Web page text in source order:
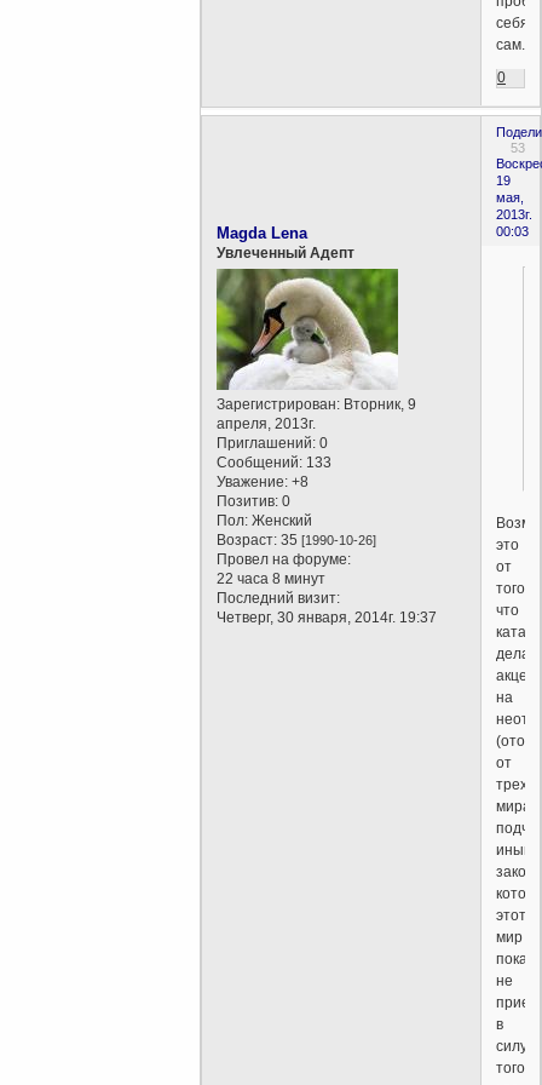
себя
сам.
0
53
19
мая,
2013г.
00:03
Magda Lena
Увлеченный Адепт
Зарегистрирован: Вторник, 9
апреля, 2013г.
Приглашений: 0
Сообщений: 133
Уважение: +8
Позитив: 0
Пол: Женский
Возраст: 35[1990-10-26]
Провел на форуме:
22 часа 8 минут
Последний визит:
Четверг, 30 января, 2014г. 19:37
это
от
того,
что
акцент
на
от
мира,
иным
этот
мир
пока
не
в
силу
того,